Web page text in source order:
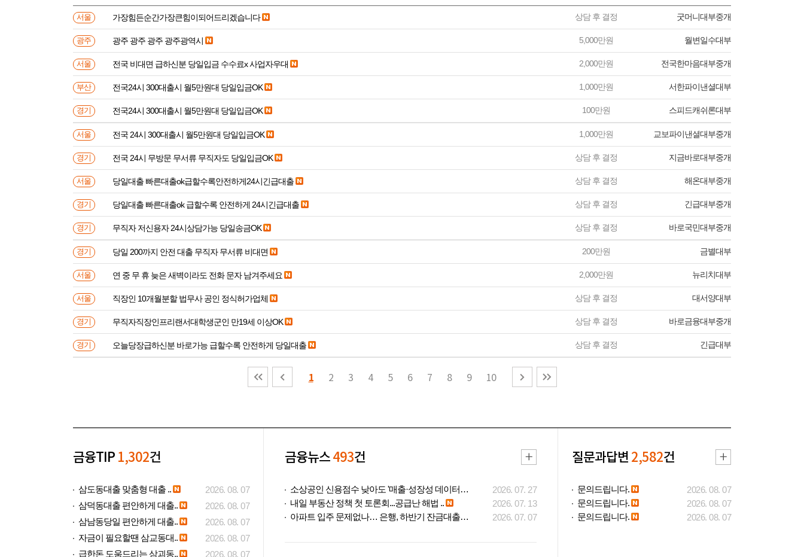
서울 가장힘든순간가장큰힘이되어드리겠습니다 상담 후 결정 굿머니대부중개
광주 광주 광주 광주 광주광역시 5,000만원 월변일수대부
서울 전국 비대면 급하신분 당일입금 수수료x 사업자우대 2,000만원 전국한마음대부중개
부산 전국24시 300대출시 월5만원대 당일입금OK 1,000만원 서한파이낸셜대부
경기 전국24시 300대출시 월5만원대 당일입금OK 100만원 스피드캐쉬론대부
서울 전국 24시 300대출시 월5만원대 당일입금OK 1,000만원 교보파이낸셜대부중개
경기 전국 24시 무방문 무서류 무직자도 당일입금OK 상담 후 결정 지금바로대부중개
서울 당일대출 빠른대출ok급할수록안전하게24시긴급대출 상담 후 결정 해온대부중개
경기 당일대출 빠른대출ok 급할수록 안전하게 24시긴급대출 상담 후 결정 긴급대부중개
경기 무직자 저신용자 24시상담가능 당일송금OK 상담 후 결정 바로국민대부중개
경기 당일 200까지 안전 대출 무직자 무서류 비대면 200만원 금별대부
서울 연 중 무 휴 늦은 새벽이라도 전화 문자 남겨주세요 2,000만원 뉴리치대부
서울 직장인 10개월분할 법무사 공인 정식허가업체 상담 후 결정 대서양대부
경기 무직자직장인프리랜서대학생군인 만19세 이상OK 상담 후 결정 바로금융대부중개
경기 오늘당장급하신분 바로가능 급할수록 안전하게 당일대출 상담 후 결정 긴급대부
1 2 3 4 5 6 7 8 9 10
금융TIP 1,302건
삼도동대출 맞춤형 대출 ..
2026. 08. 07
삼덕동대출 편안하게 대출..
2026. 08. 07
삼남동당일 편안하게 대출..
2026. 08. 07
자금이 필요할땐 삼교동대..
2026. 08. 07
급한돈 도움드리는 삼괴동..
2026. 08. 07
금융뉴스493건
소상공인 신용점수 낮아도 '매출·성장성 데이터..
2026. 07. 27
내일 부동산 정책 첫 토론회...공급난 해법 ..
2026. 07. 13
아파트 입주 문제없나… 은행, 하반기 잔금대출..
2026. 07. 07
질문과답변 2,582건
문의드립니다.
2026. 08. 07
문의드립니다.
2026. 08. 07
문의드립니다.
2026. 08. 07